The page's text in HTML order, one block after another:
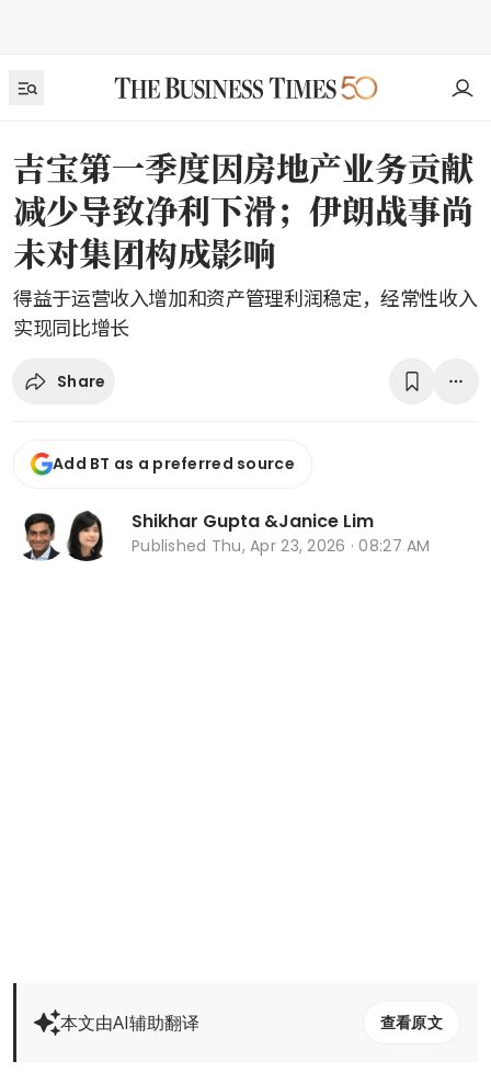
吉宝第一季度因房地产业务贡献
减少导致净利下滑；伊朗战事尚
未对集团构成影响
得益于运营收入增加和资产管理利润稳定，经常性收入
实现同比增长
Share
Add BT as a preferred source
Shikhar Gupta &Janice Lim
Published Thu, Apr 23, 2026 · 08:27 AM
本文由AI辅助翻译 查看原文